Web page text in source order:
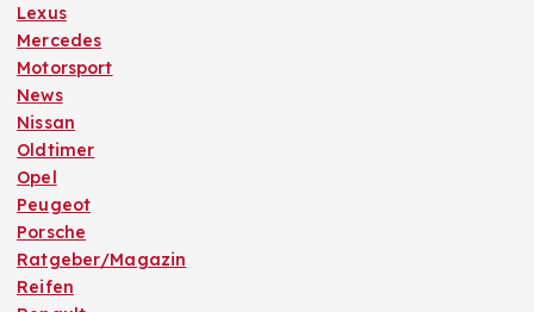
Lexus
Mercedes
Motorsport
News
Nissan
Oldtimer
Opel
Peugeot
Porsche
Ratgeber/Magazin
Reifen